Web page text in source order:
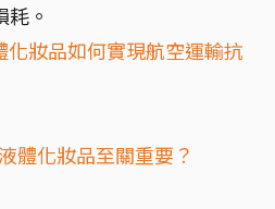
。
化妝品如何實現航空運輸抗
體化妝品至關重要？